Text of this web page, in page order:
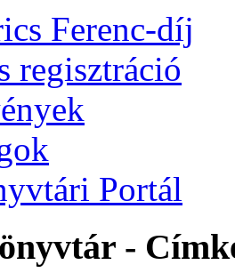
Ferenc-díj
regisztráció
Portál
-